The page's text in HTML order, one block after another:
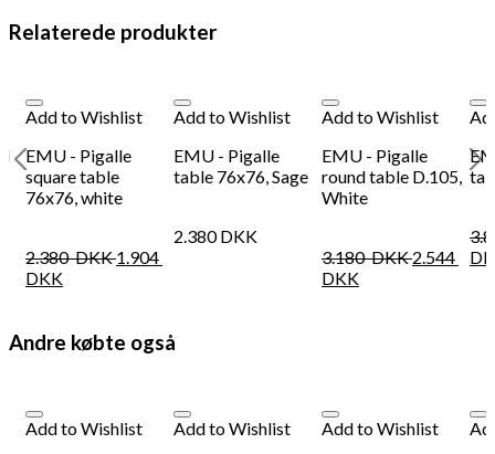
Relaterede produkter
Add to Wishlist
EMU - Pigalle
square table
76x76, white
2.380DKK 1.904
DKK
Add to Wishlist
EMU - Pigalle
table 76x76, Sage
2.380DKK
Add to Wishlist
EMU - Pigalle
round table D.105,
White
3.180DKK 2.544
DKK
Andre købte også
Add to Wishlist
Add to Wishlist
Add to Wishlist